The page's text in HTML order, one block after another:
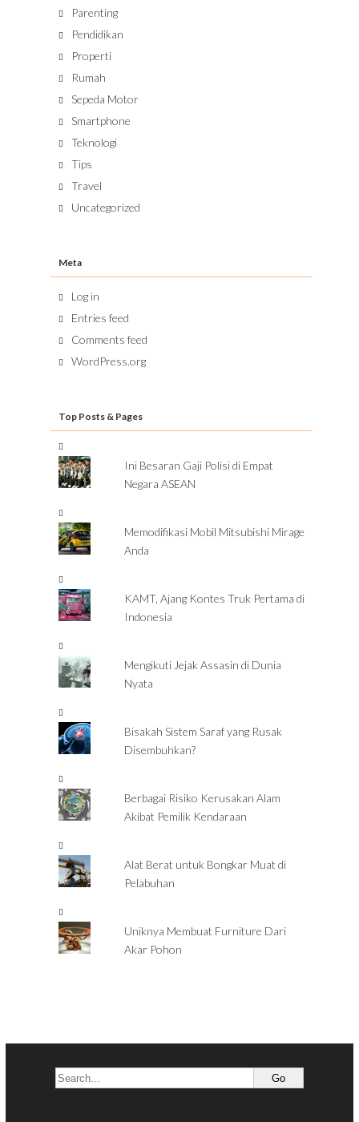
Parenting
Pendidikan
Properti
Rumah
Sepeda Motor
Smartphone
Teknologi
Tips
Travel
Uncategorized
Meta
Log in
Entries feed
Comments feed
WordPress.org
Top Posts & Pages
Ini Besaran Gaji Polisi di Empat
Negara ASEAN
Memodifikasi Mobil Mitsubishi Mirage
Anda
KAMT, Ajang Kontes Truk Pertama di
Indonesia
Mengikuti Jejak Assasin di Dunia
Nyata
Bisakah Sistem Saraf yang Rusak
Disembuhkan?
Berbagai Risiko Kerusakan Alam
Akibat Pemilik Kendaraan
Alat Berat untuk Bongkar Muat di
Pelabuhan
Uniknya Membuat Furniture Dari
Akar Pohon